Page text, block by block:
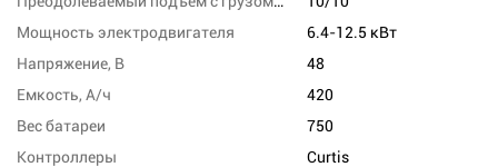
Мощность электродвигателя
6.4-12.5 кВт
Напряжение, В
48
Емкость, А/ч
420
Вес батареи
750
Контроллеры
Curtis